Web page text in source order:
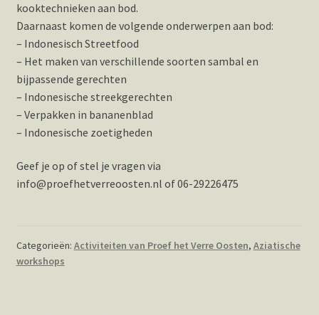
kooktechnieken aan bod.
Daarnaast komen de volgende onderwerpen aan bod:
– Indonesisch Streetfood
– Het maken van verschillende soorten sambal en
bijpassende gerechten
– Indonesische streekgerechten
– Verpakken in bananenblad
– Indonesische zoetigheden
Geef je op of stel je vragen via
info@proefhetverreoosten.nl of 06-29226475
Categorieën: Activiteiten van Proef het Verre Oosten, Aziatische
workshops